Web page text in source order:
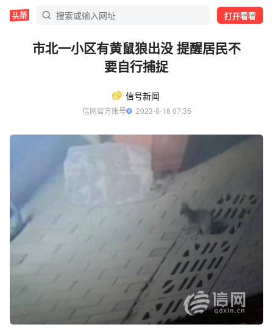
打开看看
市北一小区有黄鼠狼出没 提醒居民不
要自行捕捉
信号新闻
信网官方账号
  2023-8-16 07:35